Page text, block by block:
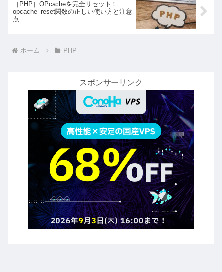
［PHP］OPcacheを完全リセット！
opcache_reset関数の正しい使い方と注意
点
ホーム PHP
スポンサーリンク